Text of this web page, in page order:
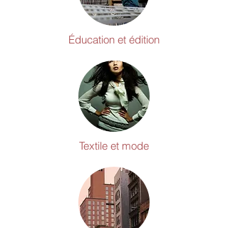
Éducation et édition
Textile et mode